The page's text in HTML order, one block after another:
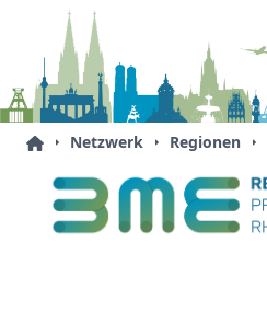
Netzwerk Regionen